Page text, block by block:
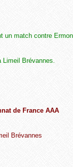
un match contre
Limeil Brévannes.
de France AAA
Brévannes